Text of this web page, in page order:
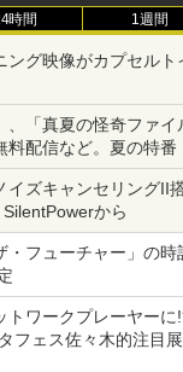
時間 1週間
ング映像がカプセル
、「真夏の怪奇ファイ
料配信など。夏の特番
イズキャンセリングII
SilentPowerから
・フューチャー」の
トワークプレーヤーに
フェス佐々木的注目